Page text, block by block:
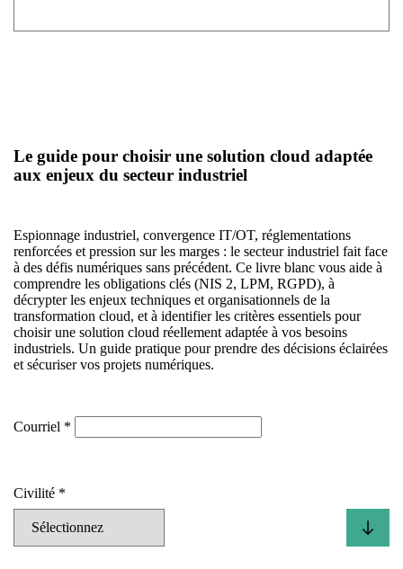
Le guide pour choisir une solution cloud adaptée
aux enjeux du secteur industriel
Espionnage industriel, convergence IT/OT, réglementations
renforcées et pression sur les marges : le secteur industriel fait face
à des défis numériques sans précédent. Ce livre blanc vous aide à
comprendre les obligations clés (NIS 2, LPM, RGPD), à
décrypter les enjeux techniques et organisationnels de la
transformation cloud, et à identifier les critères essentiels pour
choisir une solution cloud réellement adaptée à vos besoins
industriels. Un guide pratique pour prendre des décisions éclairées
et sécuriser vos projets numériques.
Courriel
Civilité